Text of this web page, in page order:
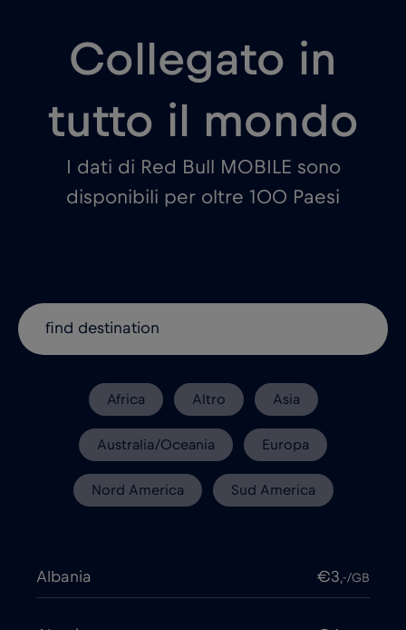
Collegato in
tutto il mondo
I dati di Red Bull MOBILE sono
disponibili per oltre 100 Paesi
Africa Altro Asia
Australia/Oceania Europa
Nord America Sud America
Albania €3,-/GB